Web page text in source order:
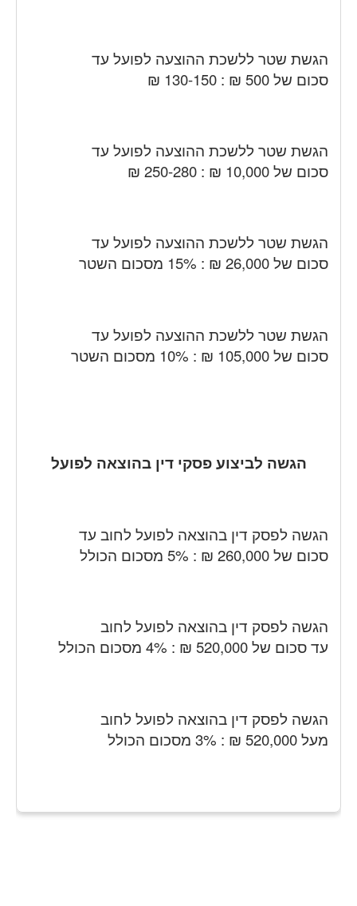
הגשת שטר ללשכת ההוצעה לפועל עד
סכום של 500 ₪ : 130-150 ₪
הגשת שטר ללשכת ההוצעה לפועל עד
סכום של 10,000 ₪ : 250-280 ₪
הגשת שטר ללשכת ההוצעה לפועל עד
סכום של 26,000 ₪ : 15% מסכום השטר
הגשת שטר ללשכת ההוצעה לפועל עד
סכום של 105,000 ₪ : 10% מסכום השטר
הגשה לביצוע פסקי דין בהוצאה לפועל
הגשה לפסק דין בהוצאה לפועל לחוב עד
סכום של 260,000 ₪ : 5% מסכום הכולל
הגשה לפסק דין בהוצאה לפועל לחוב
עד סכום של 520,000 ₪ : 4% מסכום הכולל
הגשה לפסק דין בהוצאה לפועל לחוב
מעל 520,000 ₪ : 3% מסכום הכולל